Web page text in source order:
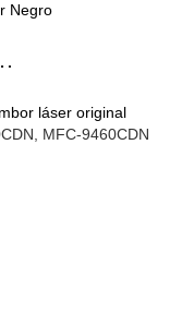
Negro
MFC-9460CDN